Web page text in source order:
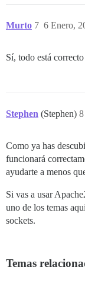
Murto 6 Enero,
7
Sí, todo está
Stephen (Stephen) 8
Como ya has
funcionará
ayudarte a menos
Si vas a usar
uno de los temas
sockets.
Temas